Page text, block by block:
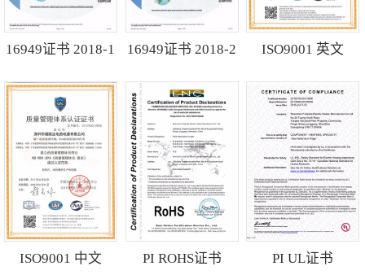
16949证书 2018-1 16949证书 2018-2 ISO9001 英文
ISO9001 中文 PI ROHS证书 PI UL证书